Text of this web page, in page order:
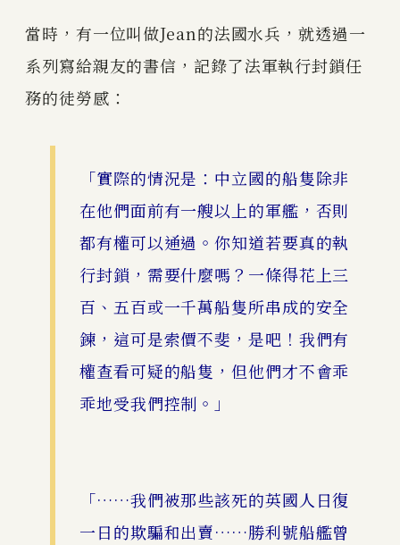
當時，有一位叫做Jean的法國水兵，就透過一
系列寫給親友的書信，記錄了法軍執行封鎖任
務的徒勞感：
「實際的情況是：中立國的船隻除非
在他們面前有一艘以上的軍艦，否則
都有權可以通過。你知道若要真的執
行封鎖，需要什麼嗎？一條得花上三
百、五百或一千萬船隻所串成的安全
鍊，這可是索價不斐，是吧！我們有
權查看可疑的船隻，但他們才不會乖
乖地受我們控制。」
「……我們被那些該死的英國人日復
一日的欺騙和出賣……勝利號船艦曾